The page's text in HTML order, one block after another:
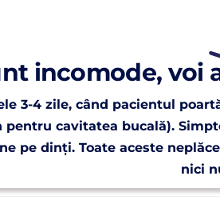
incomode, voi
3-4 zile, când pacientul
cavitatea bucală).
pe dinți. Toate aceste
nici